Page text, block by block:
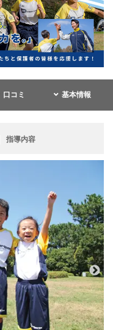
口コミ 基本情報
指導内容